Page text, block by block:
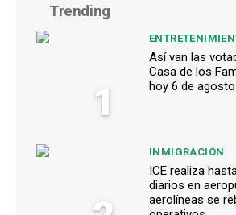
Trending
1
Así van las
Casa de los
hoy 6 de agosto
INMIGRACIÓN
ICE realiza
diarios en
aerolíneas se